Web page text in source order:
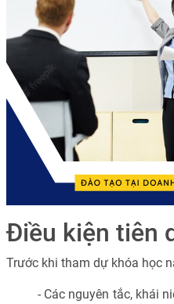
Điều kiện tiên
Trước khi tham dự khóa học
- Các nguyên tắc, khái